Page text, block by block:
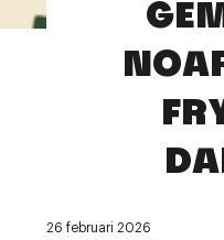
Contact
26 februari 2026